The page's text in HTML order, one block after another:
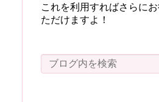
これを利用すればさらに
ただけますよ！